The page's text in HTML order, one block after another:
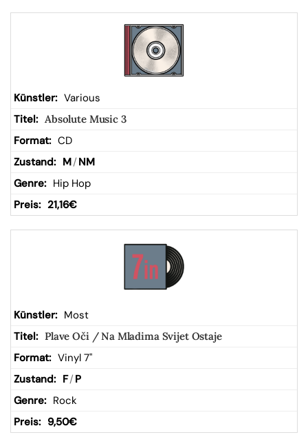
b
Various
Absolute Music 3
CD
M/ NM
Hip Hop
21,16€
Most
Plave Oči / Na Mladima Svijet Ostaje
Vinyl 7"
F/ P
Rock
9,50€